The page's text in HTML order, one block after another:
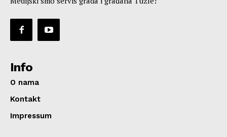
Info
O nama
Kontakt
Impressum